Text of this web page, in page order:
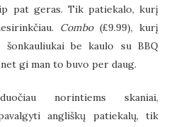
pat geras. Tik patiekalo, kurį
Combo (£9.99), kurį
šonkauliukai be kaulo su BBQ
gi man to buvo per daug.
norintiems skaniai,
angliškų patiekalų, tik